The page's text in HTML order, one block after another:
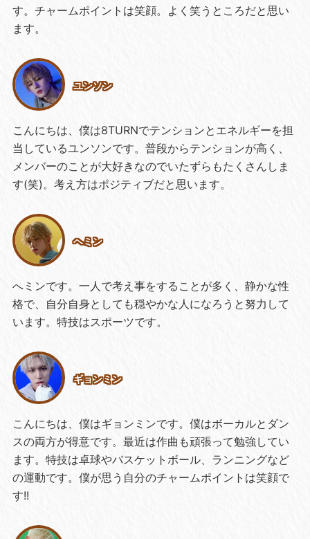
す。チャームポイントは笑顔。よく笑うところだと思い
ます。
ユンソン
こんにちは、僕は8TURNでテンションとエネルギーを担
当しているユンソンです。普段からテンションが高く、
メンバーのことが大好きなのでいたずらもたくさんしま
す(笑)。考え方はポジティブだと思います。
ヘミン
へミンです。一人で考え事をすることが多く、静かな性
格で、自分自身としても穏やかな人になろうと努力して
います。特技はスポーツです。
ギョンミン
こんにちは、僕はギョンミンです。僕はボーカルとダン
スの両方が得意です。最近は作曲も頑張って勉強してい
ます。特技は卓球やバスケットボール、ランニングなど
の運動です。僕が思う自分のチャームポイントは笑顔で
す!!